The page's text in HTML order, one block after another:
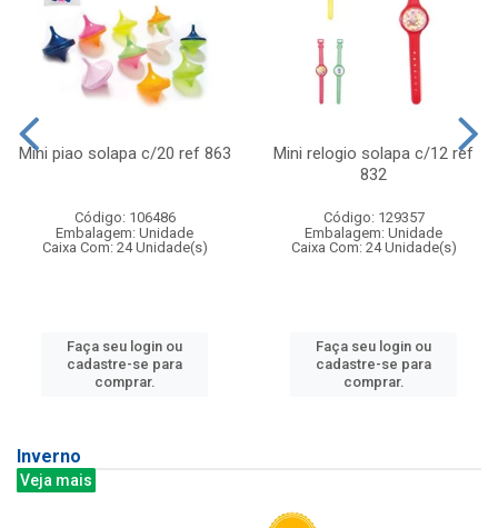
Mini piao solapa c/20 ref 863
Código: 106486
Embalagem: Unidade
Caixa Com: 24 Unidade(s)
Faça seu login ou
cadastre-se para
comprar.
Mini relogio solapa c/12 ref
832
Código: 129357
Embalagem: Unidade
Caixa Com: 24 Unidade(s)
Faça seu login ou
cadastre-se para
comprar.
Inverno
Veja mais